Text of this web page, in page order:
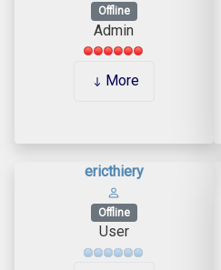
Offline
Admin
More
ericthiery
Offline
User